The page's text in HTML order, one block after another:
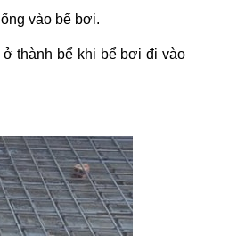
vào bể bơi.
thành bể khi bể bơi đi vào